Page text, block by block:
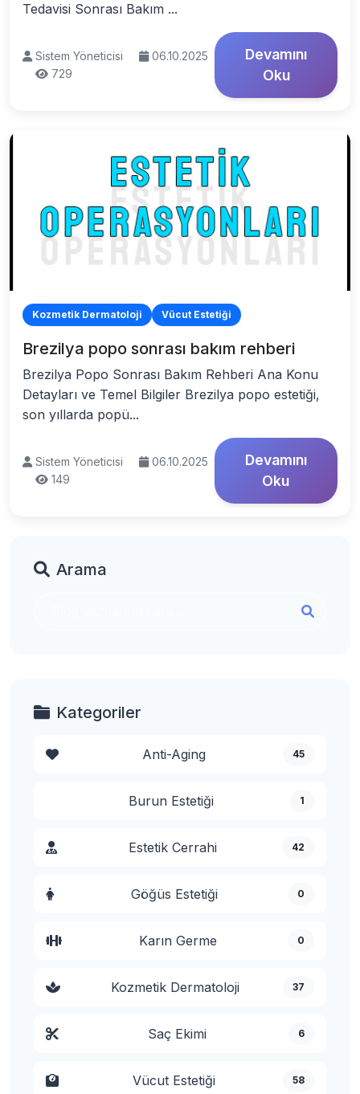
Tedavisi Sonrası Bakım ...
Sistem Yöneticisi
06.10.2025
729
Devamını
Oku
Kozmetik Dermatoloji Vücut Estetiği
Brezilya popo sonrası bakım rehberi
Brezilya Popo Sonrası Bakım Rehberi Ana Konu
Detayları ve Temel Bilgiler Brezilya popo estetiği,
son yıllarda popü...
Sistem Yöneticisi
06.10.2025
149
Devamını
Oku
Arama
Kategoriler
Anti-Aging 45
Burun Estetiği 1
Estetik Cerrahi 42
Göğüs Estetiği 0
Karın Germe 0
Kozmetik Dermatoloji 37
Saç Ekimi 6
Vücut Estetiği 58